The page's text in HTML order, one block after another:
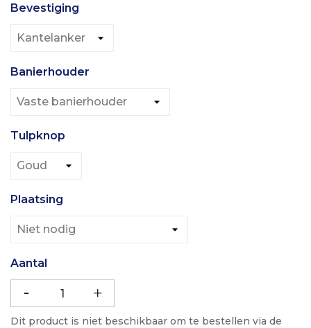
Bevestiging
Banierhouder
Tulpknop
Plaatsing
Aantal
Dit product is niet beschikbaar om te bestellen via de